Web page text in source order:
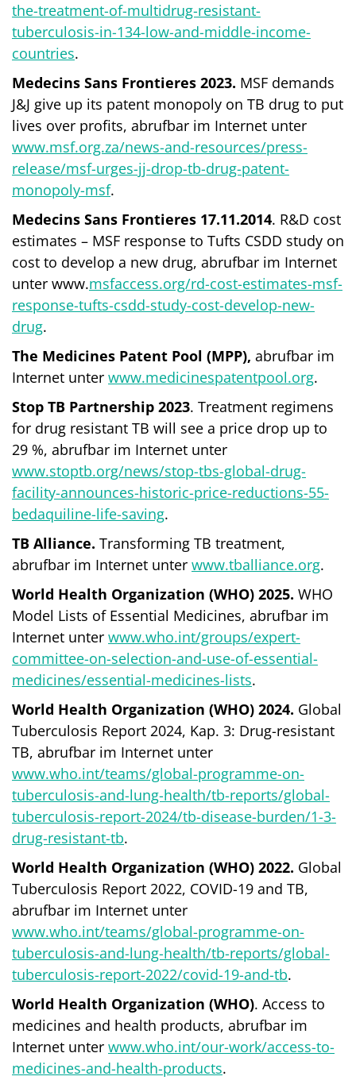
the-treatment-of-multidrug-resistant-
tuberculosis-in-134-low-and-middle-income-
countries.
Medecins Sans Frontieres 2023. MSF demands
J&J give up its patent monopoly on TB drug to put
lives over profits, abrufbar im Internet unter
www.msf.org.za/news-and-resources/press-
release/msf-urges-jj-drop-tb-drug-patent-
monopoly-msf.
Medecins Sans Frontieres 17.11.2014. R&D cost
estimates – MSF response to Tufts CSDD study on
cost to develop a new drug, abrufbar im Internet
unter www.msfaccess.org/rd-cost-estimates-msf-
response-tufts-csdd-study-cost-develop-new-
drug.
The Medicines Patent Pool (MPP), abrufbar im
Internet unter www.medicinespatentpool.org.
Stop TB Partnership 2023. Treatment regimens
for drug resistant TB will see a price drop up to
29 %, abrufbar im Internet unter
www.stoptb.org/news/stop-tbs-global-drug-
facility-announces-historic-price-reductions-55-
bedaquiline-life-saving.
TB Alliance. Transforming TB treatment,
abrufbar im Internet unter www.tballiance.org.
World Health Organization (WHO) 2025. WHO
Model Lists of Essential Medicines, abrufbar im
Internet unter www.who.int/groups/expert-
committee-on-selection-and-use-of-essential-
medicines/essential-medicines-lists.
World Health Organization (WHO) 2024. Global
Tuberculosis Report 2024, Kap. 3: Drug-resistant
TB, abrufbar im Internet unter
www.who.int/teams/global-programme-on-
tuberculosis-and-lung-health/tb-reports/global-
tuberculosis-report-2024/tb-disease-burden/1-3-
drug-resistant-tb.
World Health Organization (WHO) 2022. Global
Tuberculosis Report 2022, COVID-19 and TB,
abrufbar im Internet unter
www.who.int/teams/global-programme-on-
tuberculosis-and-lung-health/tb-reports/global-
tuberculosis-report-2022/covid-19-and-tb.
World Health Organization (WHO). Access to
medicines and health products, abrufbar im
Internet unter www.who.int/our-work/access-to-
medicines-and-health-products.